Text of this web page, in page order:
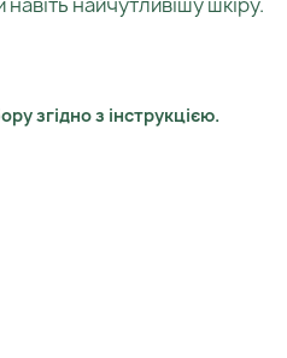
згідно з інструкцією.